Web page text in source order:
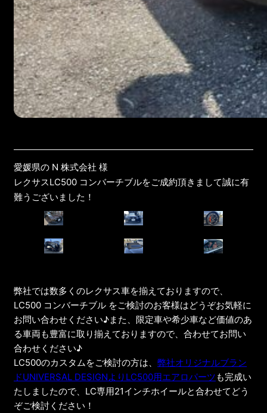
愛媛県の N 株式会社 様
レクサスLC500 コンバーチブルをご成約頂きまして誠に有
難うございました！
弊社では数多くのレクサス車を揃えておりますので、
LC500 コンバーチブル をご検討のお客様はどうぞお気軽に
お問い合わせください♪また、限定車や希少車など価値のあ
る車両も豊富に取り揃えておりますので、合わせてお問い
合わせください♪
LC500のカスタムをご検討の方は、 弊社オリジナルブラン
ドUNIVERSAL DESIGNよりLC500用エアロパーツも完成い
たしましたので、LC専用21インチホイールと合わせてどう
ぞご検討ください！